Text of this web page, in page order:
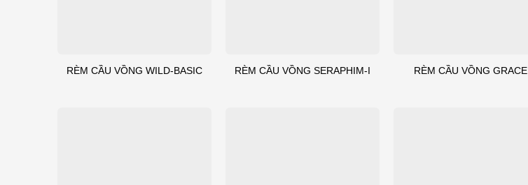
RÈM CẦU VỒNG WILD-BASIC RÈM CẦU VỒNG SERAPHIM-I RÈM CẦU VỒNG GRACE